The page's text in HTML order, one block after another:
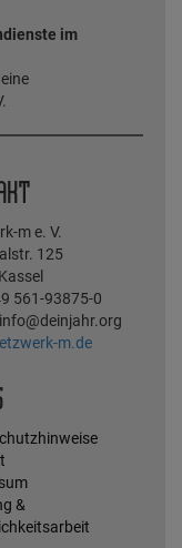
im
m e. V.
125
561-93875-0
m.de
&